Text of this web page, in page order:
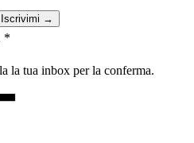
Iscrivimi →
*
la tua inbox per la conferma.